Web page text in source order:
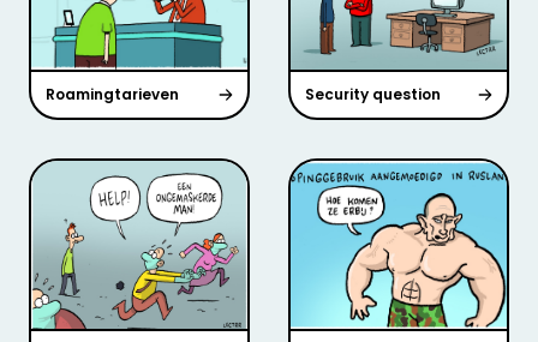
Roamingtarieven Security question